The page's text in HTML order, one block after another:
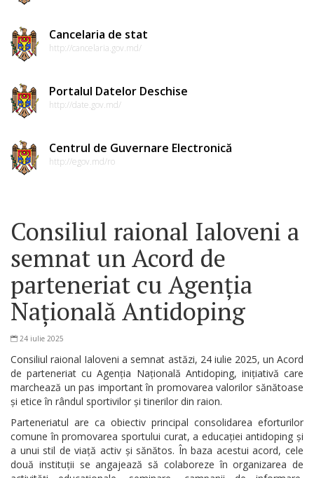
Cancelaria de stat
http://cancelaria.gov.md/
Portalul Datelor Deschise
http://date.gov.md/
Centrul de Guvernare Electronică
http://egov.md/ro
Consiliul raional Ialoveni a
semnat un Acord de
parteneriat cu Agenția
Națională Antidoping
24 iulie 2025
Consiliul raional Ialoveni a semnat astăzi, 24 iulie 2025, un Acord
de parteneriat cu Agenția Națională Antidoping, inițiativă care
marchează un pas important în promovarea valorilor sănătoase
și etice în rândul sportivilor și tinerilor din raion.
Parteneriatul are ca obiectiv principal consolidarea eforturilor
comune în promovarea sportului curat, a educației antidoping și
a unui stil de viață activ și sănătos. În baza acestui acord, cele
două instituții se angajează să colaboreze în organizarea de